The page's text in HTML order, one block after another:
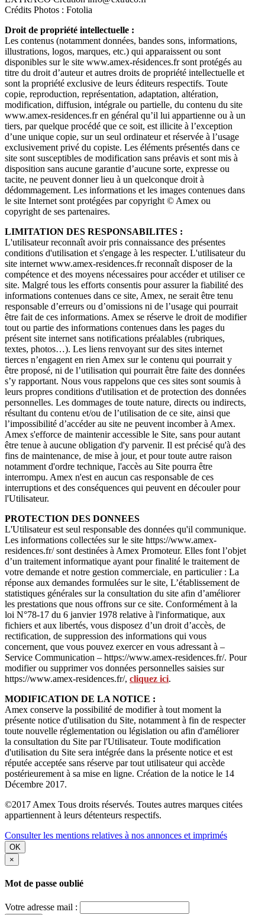
Crédits Photos : Fotolia
Droit de propriété intellectuelle :
Les contenus (notamment données, bandes sons, informations,
illustrations, logos, marques, etc.) qui apparaissent ou sont
disponibles sur le site www.amex-résidences.fr sont protégés au
titre du droit d’auteur et autres droits de propriété intellectuelle et
sont la propriété exclusive de leurs éditeurs respectifs. Toute
copie, reproduction, représentation, adaptation, altération,
modification, diffusion, intégrale ou partielle, du contenu du site
www.amex-residences.fr en général qu’il lui appartienne ou à un
tiers, par quelque procédé que ce soit, est illicite à l’exception
d’une unique copie, sur un seul ordinateur et réservée à l’usage
exclusivement privé du copiste. Les éléments présentés dans ce
site sont susceptibles de modification sans préavis et sont mis à
disposition sans aucune garantie d’aucune sorte, expresse ou
tacite, ne peuvent donner lieu à un quelconque droit à
dédommagement. Les informations et les images contenues dans
le site Internet sont protégées par copyright © Amex ou
copyright de ses partenaires.
LIMITATION DES RESPONSABILITES :
L'utilisateur reconnaît avoir pris connaissance des présentes
conditions d'utilisation et s'engage à les respecter. L'utilisateur du
site internet www.amex-residences.fr reconnaît disposer de la
compétence et des moyens nécessaires pour accéder et utiliser ce
site. Malgré tous les efforts consentis pour assurer la fiabilité des
informations contenues dans ce site, Amex, ne serait être tenu
responsable d’erreurs ou d’omissions ni de l’usage qui pourrait
être fait de ces informations. Amex se réserve le droit de modifier
tout ou partie des informations contenues dans les pages du
présent site internet sans notifications préalables (rubriques,
textes, photos…). Les liens renvoyant sur des sites internet
tierces n’engagent en rien Amex sur le contenu qui pourrait y
être proposé, ni de l’utilisation qui pourrait être faite des données
s’y rapportant. Nous vous rappelons que ces sites sont soumis à
leurs propres conditions d'utilisation et de protection des données
personnelles. Les dommages de toute nature, directs ou indirects,
résultant du contenu et/ou de l’utilisation de ce site, ainsi que
l’impossibilité d’accéder au site ne peuvent incomber à Amex.
Amex s'efforce de maintenir accessible le Site, sans pour autant
être tenue à aucune obligation d'y parvenir. Il est précisé qu'à des
fins de maintenance, de mise à jour, et pour toute autre raison
notamment d'ordre technique, l'accès au Site pourra être
interrompu. Amex n'est en aucun cas responsable de ces
interruptions et des conséquences qui peuvent en découler pour
l'Utilisateur.
PROTECTION DES DONNEES
L'Utilisateur est seul responsable des données qu'il communique.
Les informations collectées sur le site https://www.amex-
residences.fr/ sont destinées à Amex Promoteur. Elles font l’objet
d’un traitement informatique ayant pour finalité le traitement de
votre demande et notre gestion commerciale, en particulier : La
réponse aux demandes formulées sur le site, L’établissement de
statistiques générales sur la consultation du site afin d’améliorer
les prestations que nous offrons sur ce site. Conformément à la
loi N°78-17 du 6 janvier 1978 relative à l'informatique, aux
fichiers et aux libertés, vous disposez d’un droit d’accès, de
rectification, de suppression des informations qui vous
concernent, que vous pouvez exercer en vous adressant à –
Service Communication – https://www.amex-residences.fr/. Pour
modifier ou supprimer vos données personnelles saisies sur
https://www.amex-residences.fr/, cliquez ici.
MODIFICATION DE LA NOTICE :
Amex conserve la possibilité de modifier à tout moment la
présente notice d'utilisation du Site, notamment à fin de respecter
toute nouvelle réglementation ou législation ou afin d'améliorer
la consultation du Site par l'Utilisateur. Toute modification
d'utilisation du Site sera intégrée dans la présente notice et est
réputée acceptée sans réserve par tout utilisateur qui accède
postérieurement à sa mise en ligne. Création de la notice le 14
Décembre 2017.
©2017 Amex Tous droits réservés. Toutes autres marques citées
appartiennent à leurs détenteurs respectifs.
Consulter les mentions relatives à nos annonces et imprimés
OK
×
Mot de passe oublié
Votre adresse mail :